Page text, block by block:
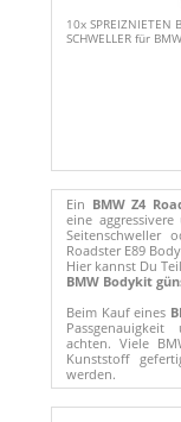
10x SPREIZNIETEN
SCHWELLER für
Ein BMW Z4
eine
Seitenschweller
Roadster E89
Hier kannst Du
BMW Bodykit
Beim Kauf eines
achten. Viele
Kunststoff
werden.